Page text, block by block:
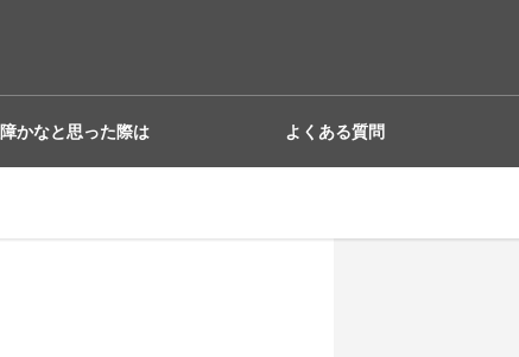
かなと思った際は よくある質問